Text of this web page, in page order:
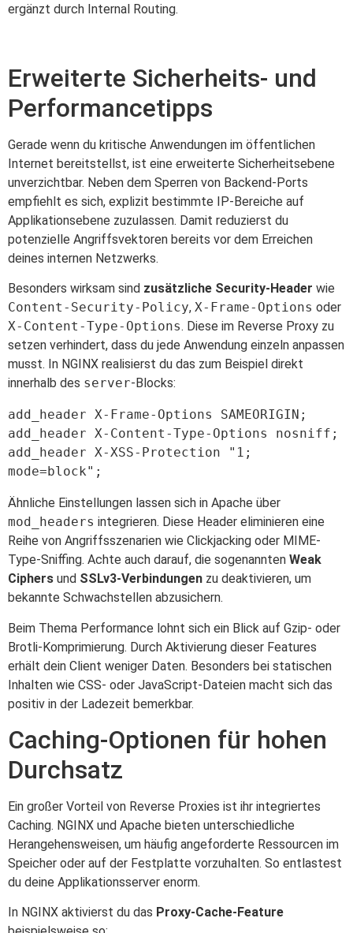
ergänzt durch Internal Routing.
Erweiterte Sicherheits- und
Performancetipps
Gerade wenn du kritische Anwendungen im öffentlichen
Internet bereitstellst, ist eine erweiterte Sicherheitsebene
unverzichtbar. Neben dem Sperren von Backend-Ports
empfiehlt es sich, explizit bestimmte IP-Bereiche auf
Applikationsebene zuzulassen. Damit reduzierst du
potenzielle Angriffsvektoren bereits vor dem Erreichen
deines internen Netzwerks.
Besonders wirksam sind zusätzliche Security-Header wie
Content-Security-Policy, X-Frame-Options oder
X-Content-Type-Options. Diese im Reverse Proxy zu
setzen verhindert, dass du jede Anwendung einzeln anpassen
musst. In NGINX realisierst du das zum Beispiel direkt
innerhalb des server-Blocks:
add_header X-Frame-Options SAMEORIGIN;
add_header X-Content-Type-Options nosniff;
add_header X-XSS-Protection "1;
Ähnliche Einstellungen lassen sich in Apache über
mod_headers integrieren. Diese Header eliminieren eine
Reihe von Angriffsszenarien wie Clickjacking oder MIME-
Type-Sniffing. Achte auch darauf, die sogenannten Weak
Ciphers und SSLv3-Verbindungen zu deaktivieren, um
bekannte Schwachstellen abzusichern.
Beim Thema Performance lohnt sich ein Blick auf Gzip- oder
Brotli-Komprimierung. Durch Aktivierung dieser Features
erhält dein Client weniger Daten. Besonders bei statischen
Inhalten wie CSS- oder JavaScript-Dateien macht sich das
positiv in der Ladezeit bemerkbar.
Caching-Optionen für hohen
Durchsatz
Ein großer Vorteil von Reverse Proxies ist ihr integriertes
Caching. NGINX und Apache bieten unterschiedliche
Herangehensweisen, um häufig angeforderte Ressourcen im
Speicher oder auf der Festplatte vorzuhalten. So entlastest
du deine Applikationsserver enorm.
In NGINX aktivierst du das Proxy-Cache-Feature